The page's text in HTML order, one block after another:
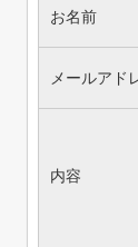
お名前
メールアド
内容